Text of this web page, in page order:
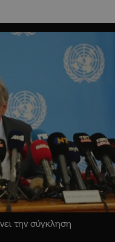
την σύγκληση